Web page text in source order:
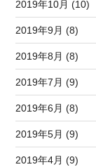
2019年10月 (10)
2019年9月 (8)
2019年8月 (8)
2019年7月 (9)
2019年6月 (8)
2019年5月 (9)
2019年4月 (9)